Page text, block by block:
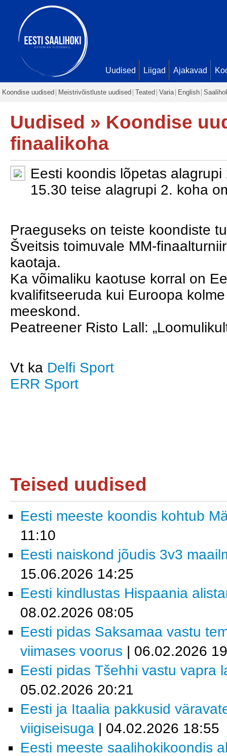
Uudised Liigad Ajakavad
Koondise uudised Meistrivõistluste uudised Teated Varia English
Uudised » Koondise
finaalikoha
Eesti koondis lõpetas
15.30 teise alagrupi 2. koha
Praeguseks on teiste koondiste
Šveitsis toimuvale MM-
kaotaja.
Ka võimaliku kaotuse korral on
kvalifitseeruda kui Euroopa
meeskond.
Peatreener Risto Lall:
Vt ka Delfi Sport
ERR Sport
Teised uudised
Eesti meeste koondis kohtub
11:10
Eesti naiskond jõudis 3v3
15.06.2026 14:25
Eesti kindlustas Hispaania
08.02.2026 08:05
Eesti pidas Saksamaa vastu
viimases voorus | 06.02.2026
Eesti pidas Tšehhi vastu vapra
05.02.2026 20:21
Eesti ja Itaalia pakkusid
viigiseisuga | 04.02.2026 18:55
Eesti meeste saalihokikoondis